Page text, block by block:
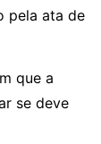
pela ata de
que a
se deve